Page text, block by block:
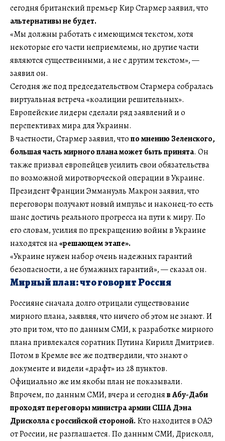
сегодня британский премьер Кир Стармер заявил, что
альтернативы не будет.
«Мы должны работать с имеющимся текстом, хотя
некоторые его части неприемлемы, но другие части
являются существенными, а не с другим текстом», —
заявил он.
Сегодня же под председательством Стармера собралась
виртуальная встреча «коалиции решительных».
Европейские лидеры сделали ряд заявлений и о
перспективах мира для Украины.
В частности, Стармер заявил, чтопо мнению Зеленского,
большая часть мирного плана может быть принята. Он
также призвал европейцев усилить свои обязательства
по возможной миротворческой операции в Украине.
Президент Франции Эммануэль Макрон заявил, что
переговоры получают новый импульс и наконец-то есть
шанс достичь реального прогресса на пути к миру. По
его словам, усилия по прекращению войны в Украине
находятся на«решающем этапе».
«Украине нужен набор очень надежных гарантий
безопасности, а не бумажных гарантий», — сказал он.
Мирный план: что говорит Россия
Россияне сначала долго отрицали существование
мирного плана, заявляя, что ничего об этом не знают. И
это при том, что по данным СМИ, к разработке мирного
плана привлекался соратник Путина Кирилл Дмитриев.
Потом в Кремле все же подтвердили, что знают о
документе и видели «драфт» из 28 пунктов.
Официально же им якобы план не показывали.
Впрочем, по данным СМИ, вчера и сегодняв Абу-Даби
проходят переговоры министра армии США Дэна
Дрисколла с российской стороной. Кто находится в ОАЭ
от России, не разглашается. По данным СМИ, Дрисколл,